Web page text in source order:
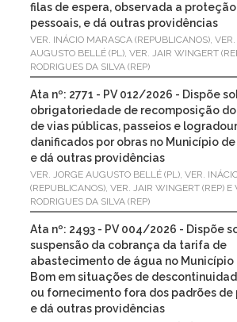
filas de espera, observada a
pessoais, e dá outras providências
VER. INÁCIO MARASCA (REPUBLICANOS), VER.
AUGUSTO BELLÉ (PL), VER. JAIR WINGERT
RODRIGUES DA SILVA (REP)
Ata nº: 2771 - PV 012/2026 - Dispõe
obrigatoriedade de recomposição
de vias públicas, passeios e
danificados por obras no Município
e dá outras providências
VER. JORGE AUGUSTO BELLÉ (PL), VER.
(REPUBLICANOS), VER. JAIR WINGERT (REP) E
RODRIGUES DA SILVA (REP)
Ata nº: 2493 - PV 004/2026 - Dispõe
suspensão da cobrança da tarifa de
abastecimento de água no Município
Bom em situações de
ou fornecimento fora dos padrões
e dá outras providências